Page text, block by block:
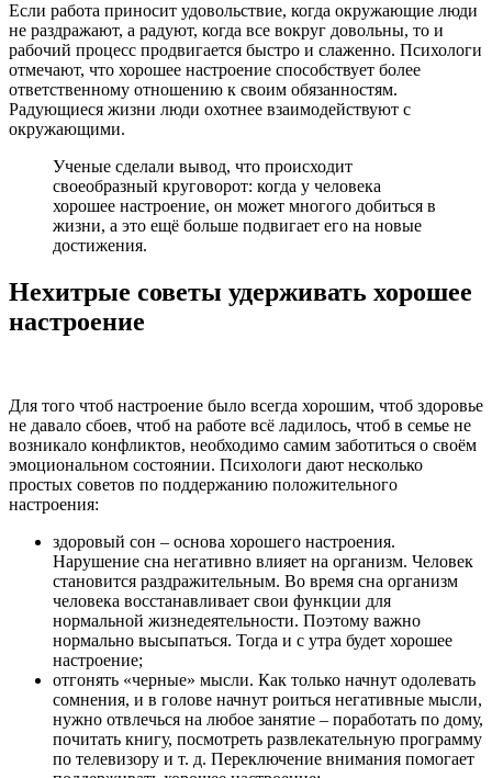
Если работа приносит удовольствие, когда окружающие люди
не раздражают, а радуют, когда все вокруг довольны, то и
рабочий процесс продвигается быстро и слаженно. Психологи
отмечают, что хорошее настроение способствует более
ответственному отношению к своим обязанностям.
Радующиеся жизни люди охотнее взаимодействуют с
окружающими.
Ученые сделали вывод, что происходит
своеобразный круговорот: когда у человека
хорошее настроение, он может многого добиться в
жизни, а это ещё больше подвигает его на новые
достижения.
Нехитрые советы удерживать хорошее
настроение
Для того чтоб настроение было всегда хорошим, чтоб здоровье
не давало сбоев, чтоб на работе всё ладилось, чтоб в семье не
возникало конфликтов, необходимо самим заботиться о своём
эмоциональном состоянии. Психологи дают несколько
простых советов по поддержанию положительного
настроения:
здоровый сон – основа хорошего настроения.
Нарушение сна негативно влияет на организм. Человек
становится раздражительным. Во время сна организм
человека восстанавливает свои функции для
нормальной жизнедеятельности. Поэтому важно
нормально высыпаться. Тогда и с утра будет хорошее
настроение;
отгонять «черные» мысли. Как только начнут одолевать
сомнения, и в голове начнут роиться негативные мысли,
нужно отвлечься на любое занятие – поработать по дому,
почитать книгу, посмотреть развлекательную программу
по телевизору и т. д. Переключение внимания помогает